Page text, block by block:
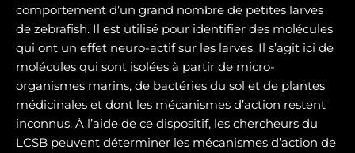
comportement d’un grand nombre de petites larves
de zebrafish. Il est utilisé pour identifier des molécules
qui ont un effet neuro-actif sur les larves. Il s’agit ici de
molécules qui sont isolées à partir de micro-
organismes marins, de bactéries du sol et de plantes
médicinales et dont les mécanismes d’action restent
inconnus. À l’aide de ce dispositif, les chercheurs du
LCSB peuvent déterminer les mécanismes d’action de